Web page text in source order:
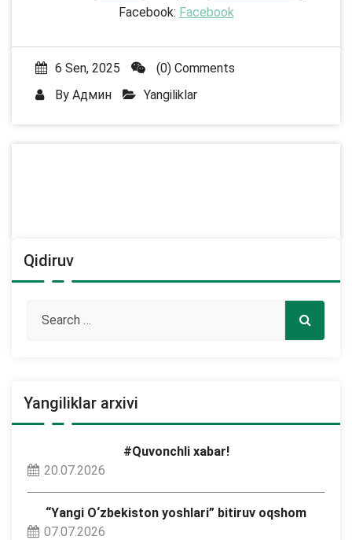
Facebook: Facebook
6 Sen, 2025
(0) Comments
By Админ Yangiliklar
Qidiruv
Yangiliklar arxivi
#Quvonchli xabar!
20.07.2026
“Yangi O‘zbekiston yoshlari” bitiruv oqshom
07.07.2026